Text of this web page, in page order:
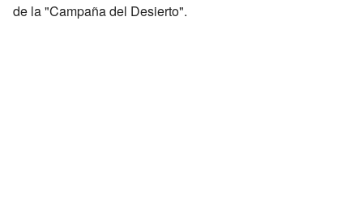
de la "Campaña del Desierto".